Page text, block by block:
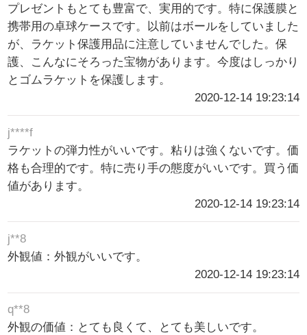
プレゼントもとても豊富で、実用的です。特に保護膜と
携帯用の卓球ケースです。以前はボールをしていました
が、ラケット保護用品に注意していませんでした。保
護、こんなにそろった宝物があります。今度はしっかり
とゴムラケットを保護します。
2020-12-14 19:23:14
j****f
ラケットの弾力性がいいです。粘りは強くないです。価
格も合理的です。特に売り手の態度がいいです。買う価
値があります。
2020-12-14 19:23:14
j**8
外観値：外観がいいです。
2020-12-14 19:23:14
q**8
外観の価値：とても良くて、とても美しいです。